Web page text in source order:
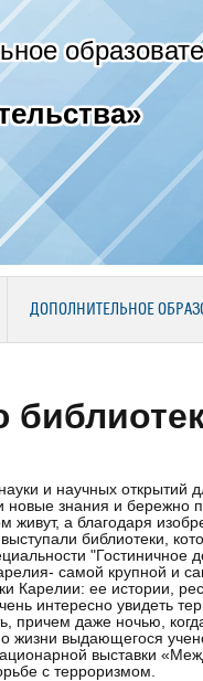
ДОПОЛНИТЕЛЬНОЕ
и научных открытий
знания и бережно
а благодаря
библиотеки,
самой крупной и
Карелии: ее истории,
интересно увидеть
причем даже ночью,
выдающегося
выставки
с терроризмом.